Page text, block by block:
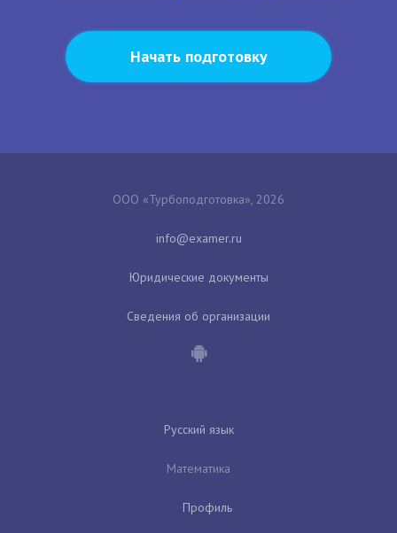
Начать подготовку
ООО «Турбоподготовка», 2026
Юридические документы
Сведения об организации
Русский язык
Математика
Профиль